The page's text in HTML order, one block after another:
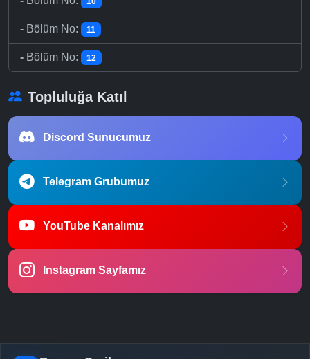
- Bölüm No: 11
- Bölüm No: 12
Topluluğa Katıl
Discord Sunucumuz
Telegram Grubumuz
YouTube Kanalımız
Instagram Sayfamız